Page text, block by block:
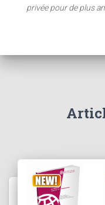
privée pour de plus